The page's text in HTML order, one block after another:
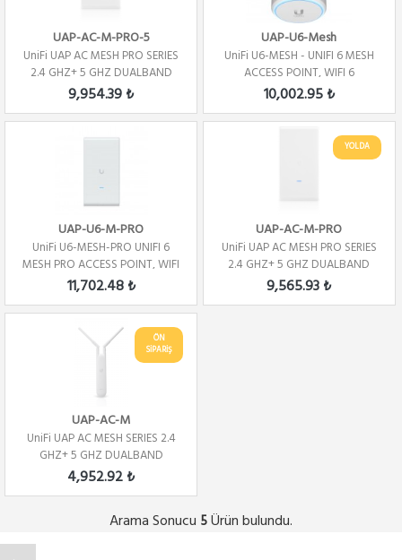
UAP-AC-M-PRO-5
UniFi UAP AC MESH PRO SERIES
2.4 GHZ+ 5 GHZ DUALBAND
5PACK
9,954.39 ₺
UAP-U6-Mesh
UniFi U6-MESH - UNIFI 6 MESH
ACCESS POINT, WIFI 6
10,002.95 ₺
UAP-U6-M-PRO
UniFi U6-MESH-PRO UNIFI 6
MESH PRO ACCESS POINT, WIFI
6
11,702.48 ₺
YOLDA
UAP-AC-M-PRO
UniFi UAP AC MESH PRO SERIES
2.4 GHZ+ 5 GHZ DUALBAND
9,565.93 ₺
ÖN
SİPARİŞ
UAP-AC-M
UniFi UAP AC MESH SERIES 2.4
GHZ+ 5 GHZ DUALBAND
4,952.92 ₺
Arama Sonucu 5Ürün bulundu.